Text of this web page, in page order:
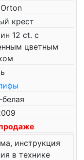
крест
12 ct. с
цветным
инструкция
в технике